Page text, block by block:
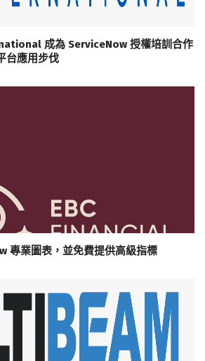
成為 ServiceNow 授權培訓合作
台應用步伐
專業圖表，並免費提供高級指標